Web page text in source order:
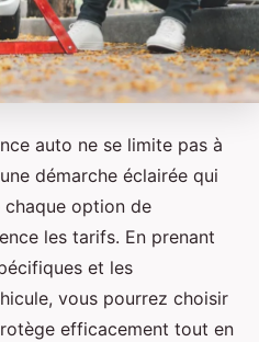
auto ne se limite pas à
démarche éclairée qui
chaque option de
les tarifs. En prenant
et les
vous pourrez choisir
efficacement tout en